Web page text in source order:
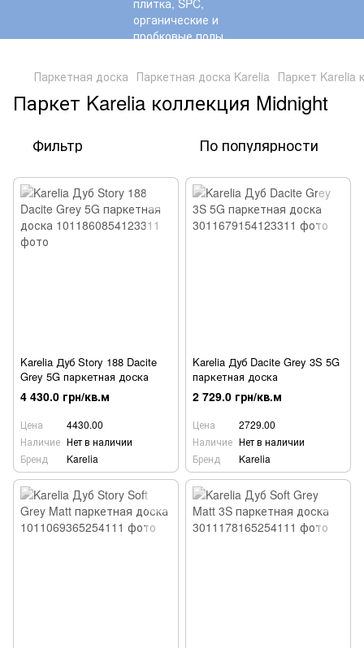
Паркетная доска Паркетная доска Karelia Паркет Karelia
Паркет Karelia коллекция Midnight
Фильтр По популярности
Karelia Дуб Story 188 Dacite
Grey 5G паркетная доска
4 430.0 грн/кв.м
Цена
4430.00
Наличие Нет в наличии
Бренд
Karelia
Karelia Дуб Dacite Grey 3S 5G
паркетная доска
2 729.0 грн/кв.м
Цена
2729.00
Наличие Нет в наличии
Бренд
Karelia